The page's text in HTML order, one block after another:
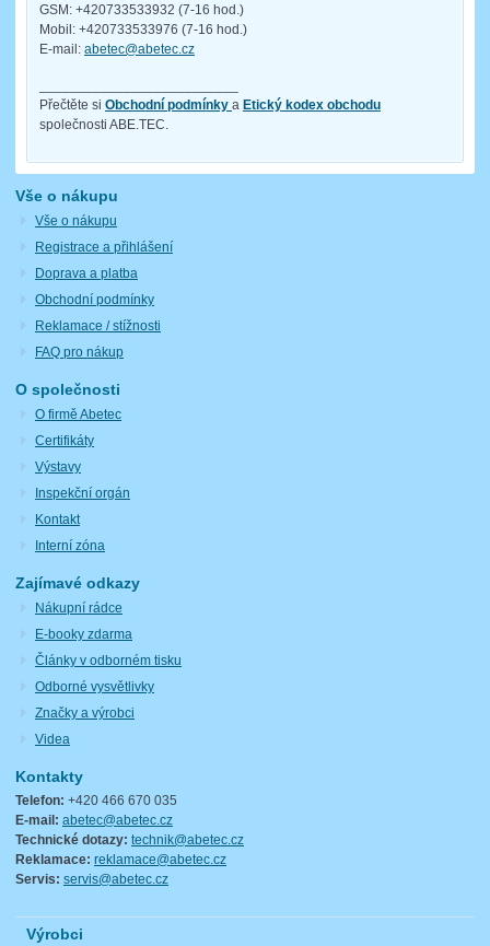
GSM: +420733533932 (7-16 hod.)
Mobil: +420733533976 (7-16 hod.)
E-mail: abetec@abetec.cz
Přečtěte si Obchodní podmínky a Etický kodex obchodu
společnosti ABE.TEC.
Vše o nákupu
Vše o nákupu
Registrace a přihlášení
Doprava a platba
Obchodní podmínky
Reklamace / stížnosti
FAQ pro nákup
O společnosti
O firmě Abetec
Certifikáty
Výstavy
Inspekční orgán
Kontakt
Interní zóna
Zajímavé odkazy
Nákupní rádce
E-booky zdarma
Články v odborném tisku
Odborné vysvětlivky
Značky a výrobci
Videa
Kontakty
Telefon: +420 466 670 035
E-mail: abetec@abetec.cz
Technické dotazy: technik@abetec.cz
Reklamace: reklamace@abetec.cz
Servis: servis@abetec.cz
Výrobci